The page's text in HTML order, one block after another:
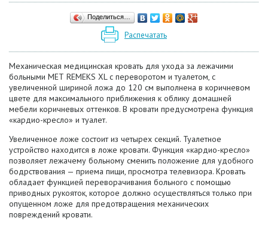
Поделиться…
Распечатать
Механическая медицинская кровать для ухода за лежачими
больными МЕТ REMEKS XL с переворотом и туалетом, с
увеличенной шириной ложа до 120 см выполнена в коричневом
цвете для максимального приближения к облику домашней
мебели коричневых оттенков. В кровати предусмотрена функция
«кардио-кресло» и туалет.
Увеличенное ложе состоит из четырех секций. Туалетное
устройство находится в ложе кровати. Функция «кардио-кресло»
позволяет лежачему больному сменить положение для удобного
бодрствования — приема пищи, просмотра телевизора. Кровать
обладает функцией переворачивания больного с помощью
приводных рукояток, которое должно осуществляться только при
опущенном ложе для предотвращения механических
повреждений кровати.